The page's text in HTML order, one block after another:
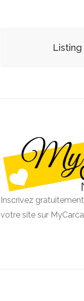
Inscrivez
votre site sur